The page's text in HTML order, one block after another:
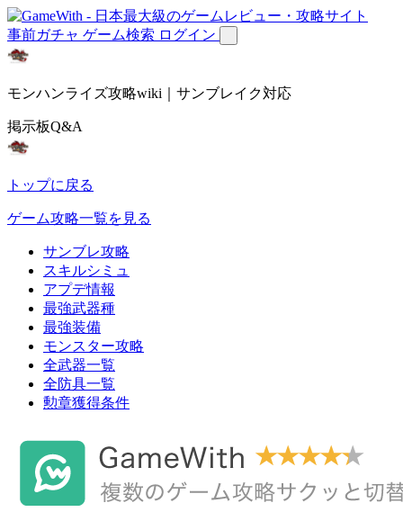
事前ガチャ ゲーム検索 ログイン
モンハンライズ攻略wiki｜サンブレイク対応
掲示板Q&A
トップに戻る
ゲーム攻略一覧を見る
サンブレ攻略
スキルシミュ
アプデ情報
最強武器種
最強装備
モンスター攻略
全武器一覧
全防具一覧
勲章獲得条件